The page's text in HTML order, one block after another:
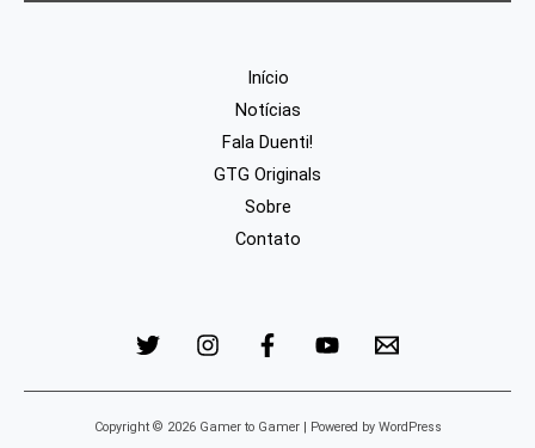
Início
Notícias
Fala Duenti!
GTG Originals
Sobre
Contato
Copyright © 2026 Gamer to Gamer | Powered by WordPress